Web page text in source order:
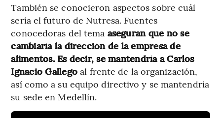
También se conocieron aspectos sobre cuál
sería el futuro de Nutresa. Fuentes
conocedoras del tema aseguran que no se
cambiaría la dirección de la empresa de
alimentos. Es decir, se mantendría a Carlos
Ignacio Gallegoal frente de la organización,
así como a su equipo directivo y se mantendría
su sede en Medellín.